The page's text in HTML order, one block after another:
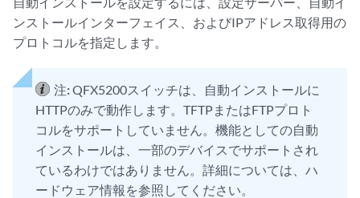
ンストールインターフェイス、およびIPアドレス取得用の
プロトコルを指定します。
注:QFX5200スイッチは、自動インストールに
HTTPのみで動作します。TFTPまたはFTPプロト
コルをサポートしていません。機能としての自動
インストールは、一部のデバイスでサポートされ
ているわけではありません。詳細については、ハ
ードウェア情報を参照してください。